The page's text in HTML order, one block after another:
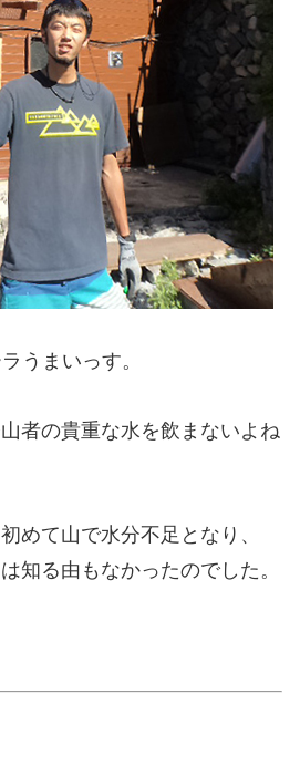
うまいっす。
者の貴重な水を飲まないよね
めて山で水分不足となり、
知る由もなかったのでした。